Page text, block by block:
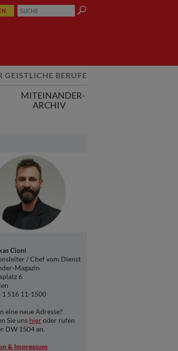
GEISTLICHE BERUFE
MITEINANDER-
ARCHIV
Cioni
/ Chef vom Dienst
Magazin
6
1 516 11-1500
eine neue Adresse?
Sie uns hier oder rufen
DW 1504 an.
& Impressum